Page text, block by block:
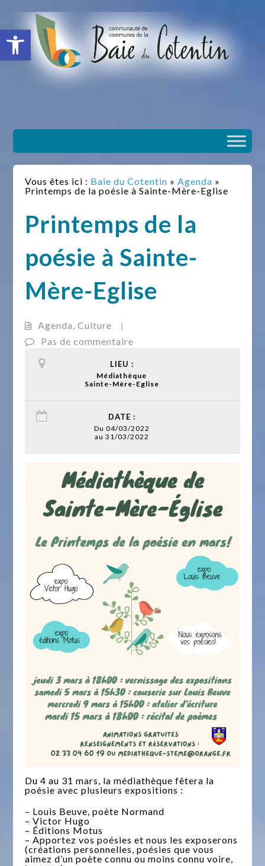
Ouvrir la barre d’outils
Vous êtes ici : Baie du Cotentin »Agenda »
Printemps de la poésie à Sainte-Mère-Eglise
Printemps de la
poésie à Sainte-
Mère-Eglise
Agenda,Culture
|
Pas de commentaire
LIEU :
Médiathèque
Sainte-Mère-Eglise
DATE :
Du 04/03/2022
au 31/03/2022
Du 4 au 31 mars, la médiathèque fêtera la
poésie avec plusieurs expositions :
– Louis Beuve, poète Normand
– Victor Hugo
– Éditions Motus
– Apportez vos poésies et nous les exposerons
(créations personnelles, poésies que vous
aimez d’un poète connu ou moins connu voire,